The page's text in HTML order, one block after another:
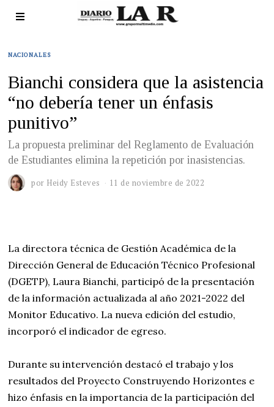
NACIONALES
Bianchi considera que la asistencia
“no debería tener un énfasis
punitivo”
La propuesta preliminar del Reglamento de Evaluación
de Estudiantes elimina la repetición por inasistencias.
por Heidy Esteves 11 de noviembre de 2022
La directora técnica de Gestión Académica de la
Dirección General de Educación Técnico Profesional
(DGETP), Laura Bianchi, participó de la presentación
de la información actualizada al año 2021-2022 del
Monitor Educativo. La nueva edición del estudio,
incorporó el indicador de egreso.
Durante su intervención destacó el trabajo y los
resultados del Proyecto Construyendo Horizontes e
hizo énfasis en la importancia de la participación del